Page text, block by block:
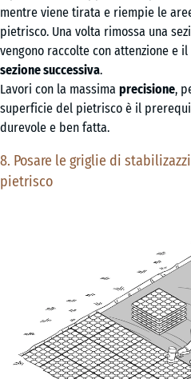
mentre viene tirata e riempie le
pietrisco. Una volta rimossa una
vengono raccolte con attenzione e
sezione successiva.
Lavori con la massima precisione,
superficie del pietrisco è il
durevole e ben fatta.
8. Posare le griglie di
pietrisco